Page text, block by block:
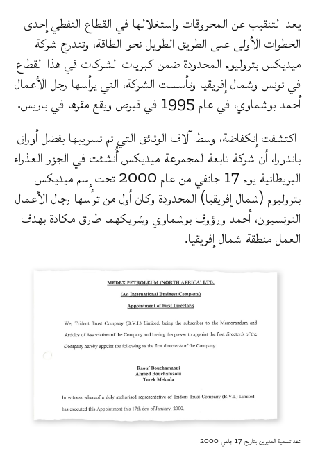
يعد التنقيب عن المحروقات واستغلالها في القطاع النفطي إحدى
الخطوات الأولى على الطريق الطويل نحو الطاقة، وتندرج شركة
ميديكس بتروليوم المحدودة ضمن كبريات الشركات في هذا القطاع
في تونس وشمال إفريقيا وتأسست الشركة، التي يرأسها رجل الأعمال
أحمد بوشماوي، في عام 1995 في قبرص ويقع مقرها في باريس.
اكتشفت إنكفاضة، وسط آلاف الوثائق التي تم تسريبها بفضل أوراق
باندورا، أن شركة تابعة لمجموعة ميديكس أُنشئت في الجزر العذراء
البريطانية يوم 17 جانفي من عام 2000 تحت إسم ميديكس
بتروليوم (شمال إفريقيا) المحدودة وكان أول من ترأسها رجال الأعمال
التونسيون، أحمد ورؤوف بوشماوي وشريكهما طارق مكادة بهدف
العمل منطقة شمال إفريقيا.
عقد تسمية المديرين بتاريخ 17 جانفي 2000